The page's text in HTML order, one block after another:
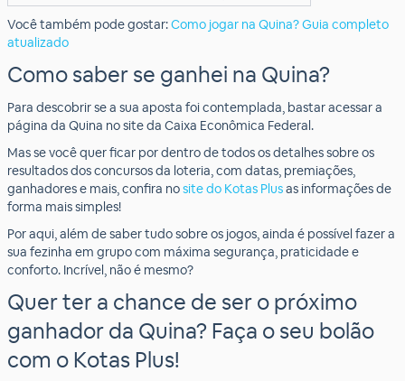
Você também pode gostar:Como jogar na Quina? Guia completo
atualizado
Como saber se ganhei na Quina?
Para descobrir se a sua aposta foi contemplada, bastar acessar a
página da Quina no site da Caixa Econômica Federal.
Mas se você quer ficar por dentro de todos os detalhes sobre os
resultados dos concursos da loteria, com datas, premiações,
ganhadores e mais, confira nosite do Kotas Plusas informações de
forma mais simples!
Por aqui, além de saber tudo sobre os jogos, ainda é possível fazer a
sua fezinha em grupo com máxima segurança, praticidade e
conforto. Incrível, não é mesmo?
Quer ter a chance de ser o próximo
ganhador da Quina? Faça o seu bolão
com o Kotas Plus!